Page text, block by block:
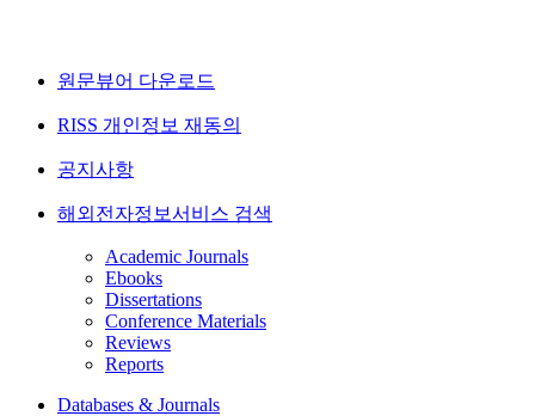
원문뷰어 다운로드
RISS 개인정보 재동의
공지사항
해외전자정보서비스 검색
Academic Journals
Ebooks
Dissertations
Conference Materials
Reviews
Reports
Databases & Journals